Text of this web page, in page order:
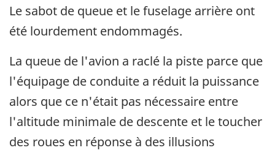
Le sabot de queue et le fuselage arrière ont
été lourdement endommagés.
La queue de l'avion a raclé la piste parce que
l'équipage de conduite a réduit la puissance
alors que ce n'était pas nécessaire entre
l'altitude minimale de descente et le toucher
des roues en réponse à des illusions